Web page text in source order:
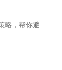
略，帮你避